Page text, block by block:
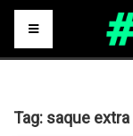
Tag: saque